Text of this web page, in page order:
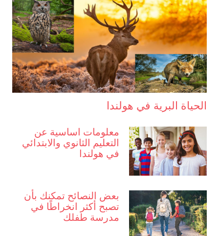
الحياة البرية في هولندا
معلومات اساسية عن
التعليم الثانوي والابتدائي
في هولندا
بعض النصائح تمكنك بأن
تصبح أكثر انخراطًا في
مدرسة طفلك